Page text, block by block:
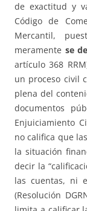
de exactitud y
Código de
Mercantil,
meramente se
artículo 368
un proceso civil
plena del
documentos
Enjuiciamiento
no califica que
la situación
decir la
las cuentas, ni
(Resolución